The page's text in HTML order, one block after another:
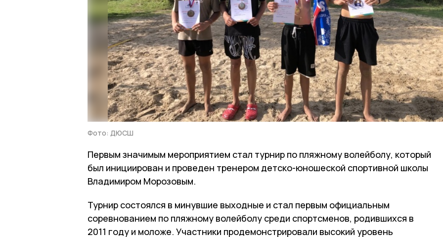
Фото: ДЮСШ
Первым значимым мероприятием стал турнир по пляжному волейболу, который
был инициирован и проведен тренером детско-юношеской спортивной школы
Владимиром Морозовым.
Турнир состоялся в минувшие выходные и стал первым официальным
соревнованием по пляжному волейболу среди спортсменов, родившихся в
2011 году и моложе. Участники продемонстрировали высокий уровень